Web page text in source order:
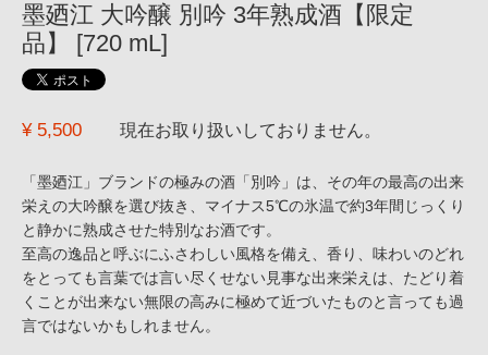
墨廼江 大吟醸 別吟 3年熟成酒【限定
品】 [720 mL]
¥ 5,500 現在お取り扱いしておりません。
「墨廼江」ブランドの極みの酒「別吟」は、その年の最高の出来
栄えの大吟醸を選び抜き、マイナス5℃の氷温で約3年間じっくり
と静かに熟成させた特別なお酒です。
至高の逸品と呼ぶにふさわしい風格を備え、香り、味わいのどれ
をとっても言葉では言い尽くせない見事な出来栄えは、たどり着
くことが出来ない無限の高みに極めて近づいたものと言っても過
言ではないかもしれません。